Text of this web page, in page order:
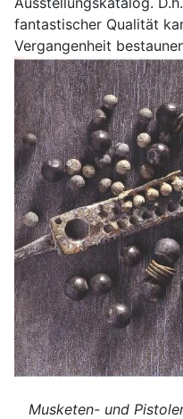
fantastischer Qualität
Vergangenheit
Musketen- und